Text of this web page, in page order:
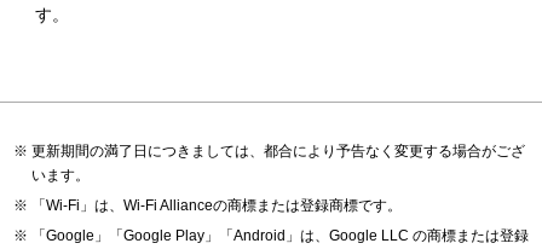
す。
更新期間の満了日につきましては、都合により予告なく変更する場合がござ
います。
「Wi-Fi」は、Wi-Fi Allianceの商標または登録商標です。
「Google」「Google Play」「Android」は、Google LLC の商標または登録